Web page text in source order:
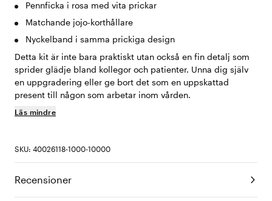
Pennficka i rosa med vita prickar
Matchande jojo-korthållare
Nyckelband i samma prickiga design
Detta kit är inte bara praktiskt utan också en fin detalj som
sprider glädje bland kollegor och patienter. Unna dig själv
en uppgradering eller ge bort det som en uppskattad
present till någon som arbetar inom vården.
Läs mindre
SKU: 40026118-1000-10000
Recensioner